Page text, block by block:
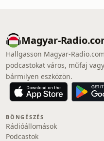
Magyar-
Hallgasson Magyar-
podcastokat város, műfaj
bármilyen eszközön.
BÖNGÉSZÉS
Rádióállomások
Podcastok